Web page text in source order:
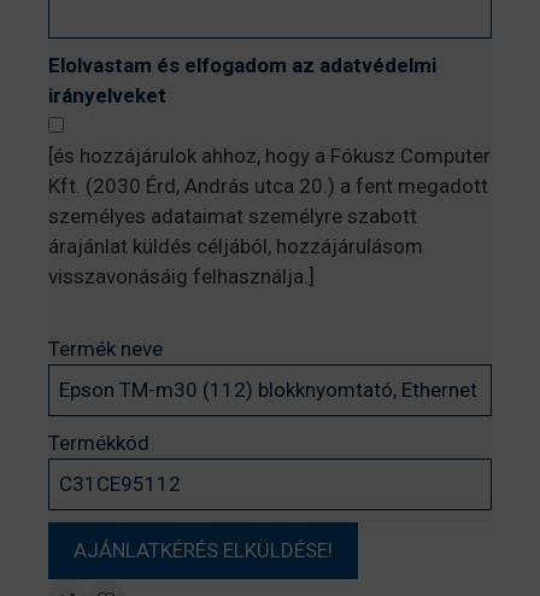
Elolvastam és elfogadom az adatvédelmi
irányelveket
[és hozzájárulok ahhoz, hogy a Fókusz Computer
Kft. (2030 Érd, András utca 20.) a fent megadott
személyes adataimat személyre szabott
árajánlat küldés céljából, hozzájárulásom
visszavonásáig felhasználja.]
Termék neve
Termékkód